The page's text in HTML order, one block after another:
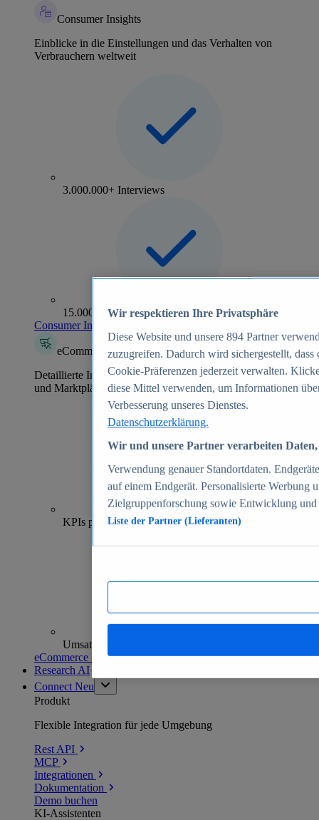
Consumer Insights
Einblicke in die Einstellungen und das Verhalten von
Verbrauchern weltweit
3.000.000+ Interviews
15.000+ Marken
Consumer Insights entdecken
eCommerce Insights
Detaillierte Informationen zu mehr als 39.000 Online-Shops
und Marktplätzen
70+
KPIs pro Shop
Umsatzanalysen und -prognosen
eCommerce Insights entdecken
Research AI
Connect Neu
Produkt
Flexible Integration für jede Umgebung
Rest API
MCP
Integrationen
Dokumentation
Demo buchen
KI-Assistenten
Wir respektieren Ihre Privatsphäre
Diese Website und unsere 894 Partner
zuzugreifen. Dadurch wird sichergestellt,
Cookie-Präferenzen jederzeit verwalten.
diese Mittel verwenden, um Informationen
Verbesserung unseres Dienstes.
Datenschutzerklärung.
Wir und unsere Partner verarbeiten
Verwendung genauer Standortdaten.
auf einem Endgerät. Personalisierte Werbung
Zielgruppenforschung sowie Entwicklung
Liste der Partner (Lieferanten)